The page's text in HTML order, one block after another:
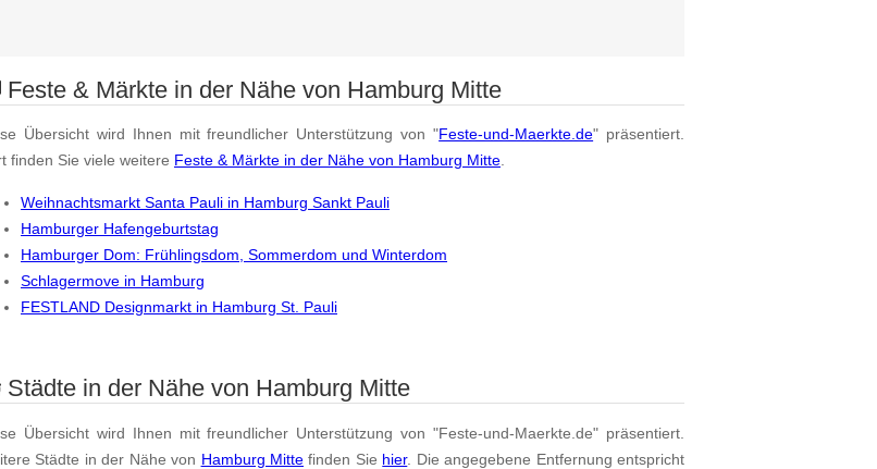
Feste & Märkte in der Nähe von Hamburg Mitte
Übersicht wird Ihnen mit freundlicher Unterstützung von "Feste-und-Maerkte.de" präsentiert.
finden Sie viele weitere Feste & Märkte in der Nähe von Hamburg Mitte.
Weihnachtsmarkt Santa Pauli in Hamburg Sankt Pauli
Hamburger Hafengeburtstag
Hamburger Dom: Frühlingsdom, Sommerdom und Winterdom
Schlagermove in Hamburg
FESTLAND Designmarkt in Hamburg St. Pauli
Städte in der Nähe von Hamburg Mitte
Übersicht wird Ihnen mit freundlicher Unterstützung von "Feste-und-Maerkte.de" präsentiert.
Städte in der Nähe von Hamburg Mitte finden Sie hier. Die angegebene Entfernung entspricht